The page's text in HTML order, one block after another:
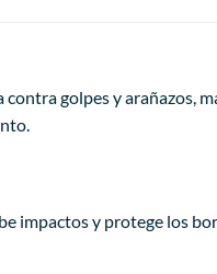
golpes y arañazos,
impactos y protege los